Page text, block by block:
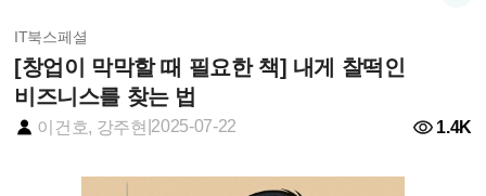
IT북스페셜
[창업이 막막할 때 필요한 책] 내게 찰떡인
비즈니스를 찾는 법
이건호, 강주현 2025-07-22 1.4K